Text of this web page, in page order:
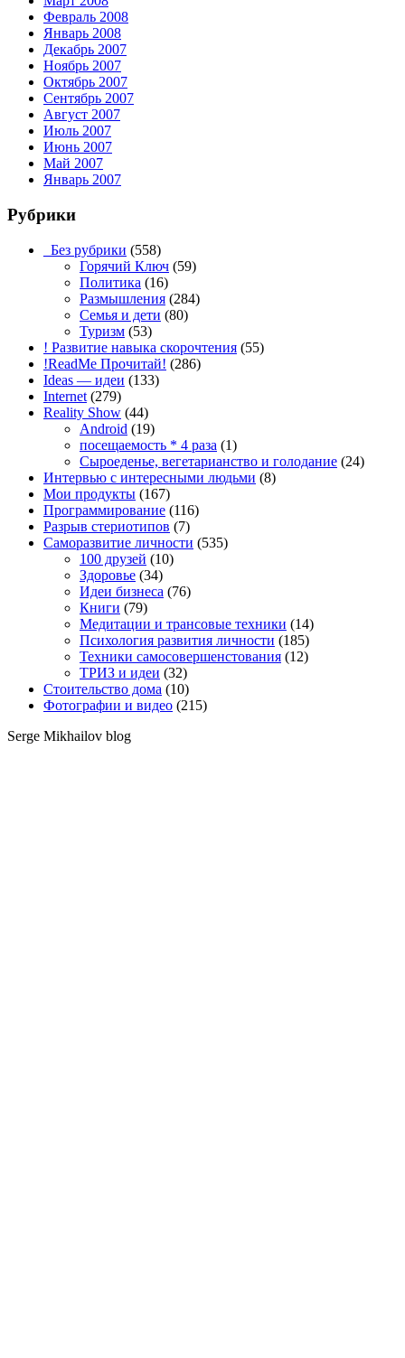
Февраль 2008
Январь 2008
Декабрь 2007
Ноябрь 2007
Октябрь 2007
Сентябрь 2007
Август 2007
Июль 2007
Июнь 2007
Май 2007
Январь 2007
Рубрики
_Без рубрики (558)
Горячий Ключ (59)
Политика (16)
Размышления (284)
Семья и дети (80)
Туризм (53)
! Развитие навыка скорочтения (55)
!ReadMe Прочитай! (286)
Ideas — идеи (133)
Internet (279)
Reality Show (44)
Android (19)
посещаемость * 4 раза (1)
Сыроеденье, вегетарианство и голодание (24)
Интервью с интересными людьми (8)
Мои продукты (167)
Программирование (116)
Разрыв стериотипов (7)
Саморазвитие личности (535)
100 друзей (10)
Здоровье (34)
Идеи бизнеса (76)
Книги (79)
Медитации и трансовые техники (14)
Психология развития личности (185)
Техники самосовершенстования (12)
ТРИЗ и идеи (32)
Стоительство дома (10)
Фотографии и видео (215)
Serge Mikhailov blog